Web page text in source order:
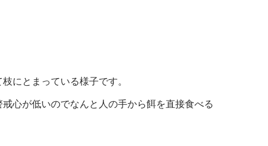
にとまっている様子です。
心が低いのでなんと人の手から餌を直接食べる